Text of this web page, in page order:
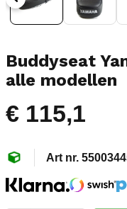
Buddyseat
alle modellen
€ 115,1